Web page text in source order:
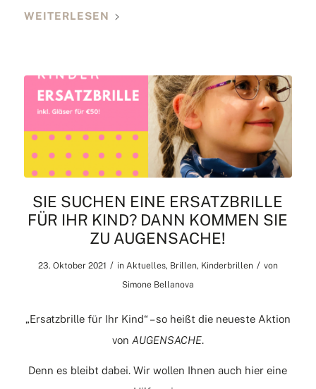
WEITERLESEN
SIE SUCHEN EINE ERSATZBRILLE
FÜR IHR KIND? DANN KOMMEN SIE
ZU AUGENSACHE!
23. Oktober 2021 / in Aktuelles, Brillen, Kinderbrillen / von
Simone Bellanova
„Ersatzbrille für Ihr Kind“ – so heißt die neueste Aktion
von AUGENSACHE.
Denn es bleibt dabei. Wir wollen Ihnen auch hier eine